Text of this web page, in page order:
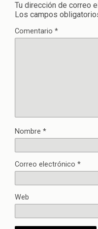
Tu dirección de correo
Los campos
Comentario *
Nombre *
Correo electrónico *
Web